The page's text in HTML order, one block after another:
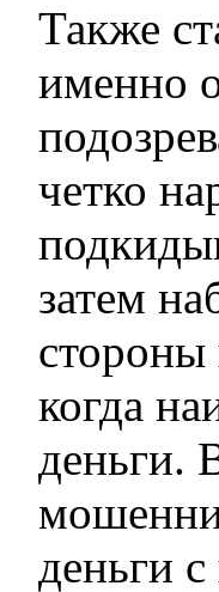
Также
именно
четко
затем
стороны
когда
деньги.
деньги